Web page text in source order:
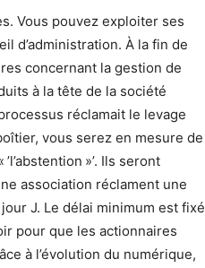
Vous pouvez exploiter ses
d’administration. À la fin de
concernant la gestion de
à la tête de la société
réclamait le levage
vous serez en mesure de
»’. Ils seront
association réclament une
J. Le délai minimum est fixé
pour que les actionnaires
à l’évolution du numérique,